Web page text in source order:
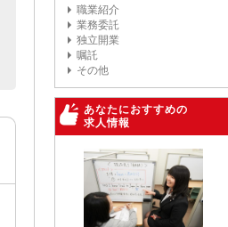
職業紹介
業務委託
独立開業
嘱託
その他
あなたにおすすめの
求人情報